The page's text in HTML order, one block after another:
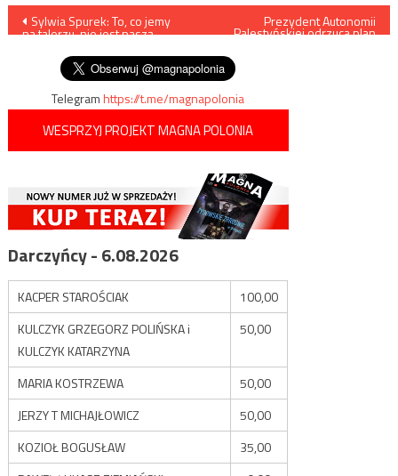
Nawigacja
wpisu
Sylwia Spurek: To, co jemy
na talerzu, nie jest naszą
Prezydent Autonomii
Palestyńskiej odrzuca plan
Telegramhttps://t.me/magnapolonia
WESPRZYJ PROJEKT MAGNA POLONIA
Darczyńcy - 6.08.2026
KACPER STAROŚCIAK
100,00
KULCZYK GRZEGORZ POLIŃSKA i
KULCZYK KATARZYNA
50,00
MARIA KOSTRZEWA
50,00
JERZY T MICHAJŁOWICZ
50,00
KOZIOŁ BOGUSŁAW
35,00